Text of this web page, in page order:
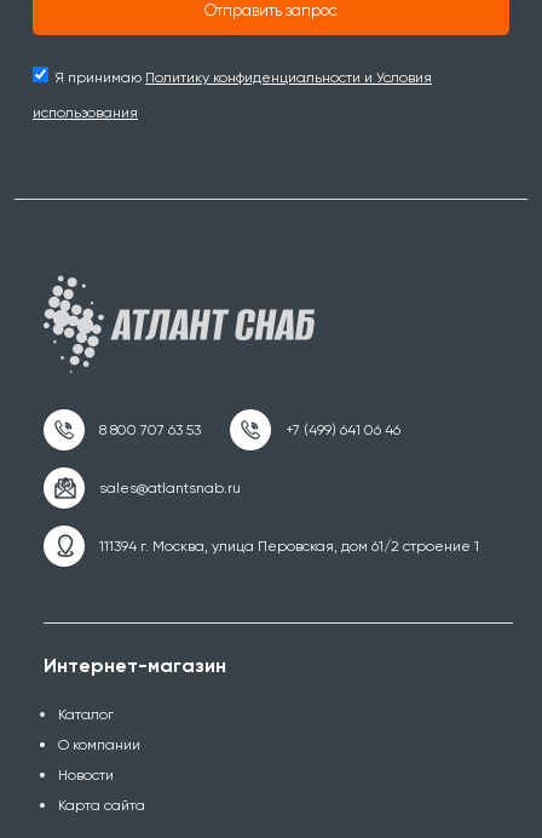
Отправить запрос
Я принимаю Политику конфиденциальности и Условия
использования
111394 г. Москва, улица Перовская, дом 61/2 строение 1
Интернет-магазин
Каталог
О компании
Новости
Карта сайта